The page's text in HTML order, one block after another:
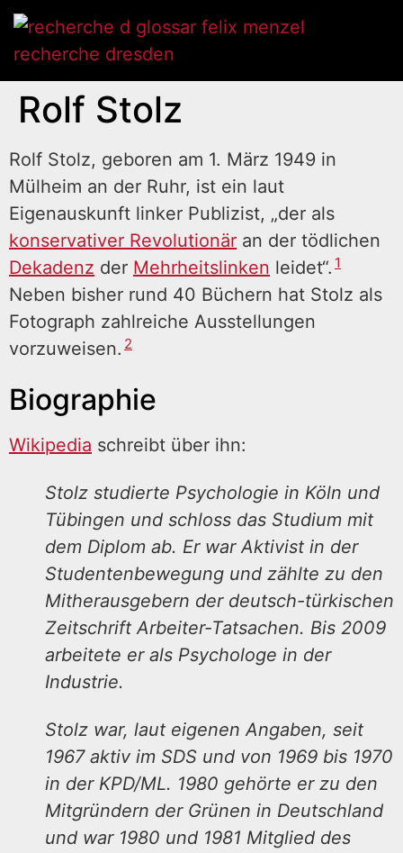
Rolf Stolz
Rolf Stolz, geboren am 1. März 1949 in
Mülheim an der Ruhr, ist ein laut
Eigenauskunft linker Publizist, „der als
konservativer Revolutionär an der tödlichen
Dekadenz der Mehrheitslinken leidet“. 1
Neben bisher rund 40 Büchern hat Stolz als
Fotograph zahlreiche Ausstellungen
vorzuweisen. 2
Biographie
Wikipedia schreibt über ihn:
Stolz studierte Psychologie in Köln und
Tübingen und schloss das Studium mit
dem Diplom ab. Er war Aktivist in der
Studentenbewegung und zählte zu den
Mitherausgebern der deutsch-türkischen
Zeitschrift Arbeiter-Tatsachen. Bis 2009
arbeitete er als Psychologe in der
Industrie.
Stolz war, laut eigenen Angaben, seit
1967 aktiv im SDS und von 1969 bis 1970
in der KPD/ML. 1980 gehörte er zu den
Mitgründern der Grünen in Deutschland
und war 1980 und 1981 Mitglied des